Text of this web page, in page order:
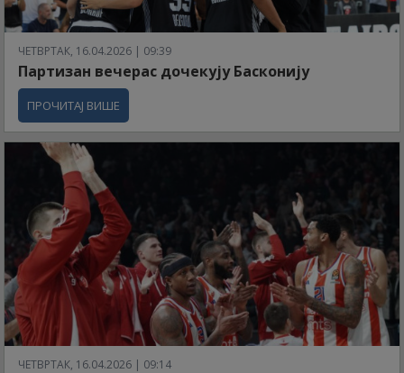
ЧЕТВРТАК, 16.04.2026 | 09:39
Партизан вечерас дочекују Басконију
ПРОЧИТАЈ ВИШЕ
ЧЕТВРТАК, 16.04.2026 | 09:14